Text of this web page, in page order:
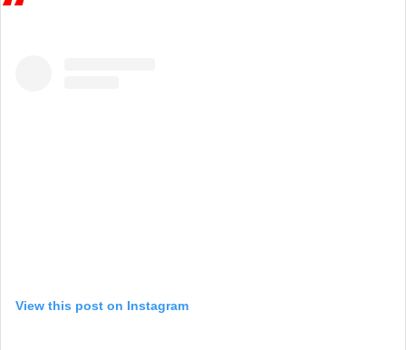
View this post on Instagram